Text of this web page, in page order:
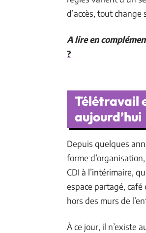
d’accès, tout
A lire en
?
Télétravail
aujourd’hui
Depuis quelques
forme
CDI à l’intérimaire,
espace partagé, café
hors des murs de
À ce jour, il n’existe